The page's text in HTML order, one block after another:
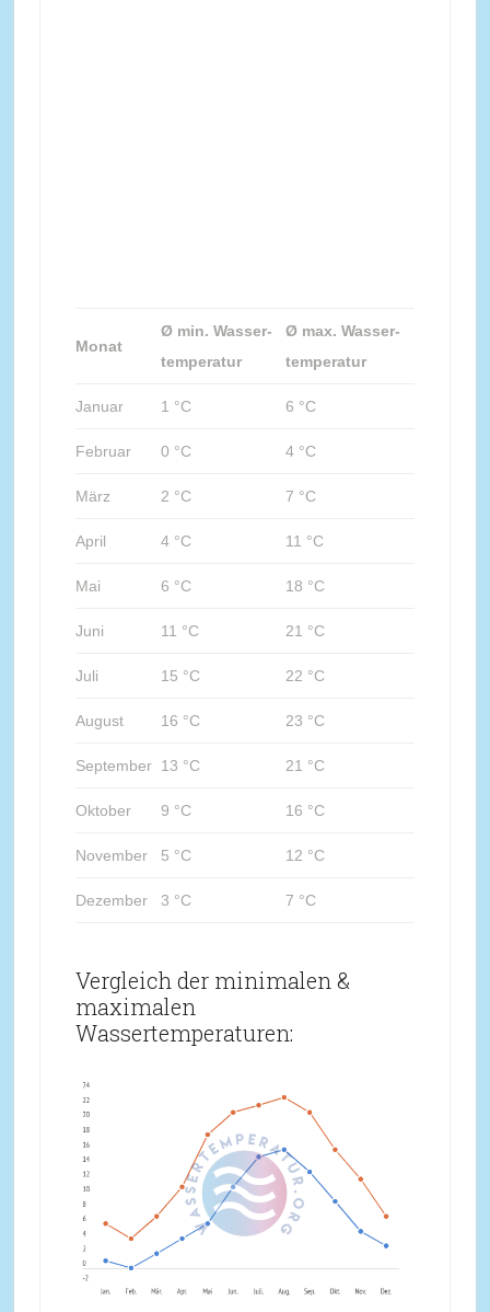
Monat
Ø min. Wasser-
temperatur
Ø max. Wasser-
temperatur
Januar 1 °C 6 °C
Februar 0 °C 4 °C
März 2 °C 7 °C
April 4 °C 11 °C
Mai 6 °C 18 °C
Juni 11 °C 21 °C
Juli 15 °C 22 °C
August 16 °C 23 °C
September 13 °C 21 °C
Oktober 9 °C 16 °C
November 5 °C 12 °C
Dezember 3 °C 7 °C
Vergleich der minimalen &
maximalen
Wassertemperaturen: